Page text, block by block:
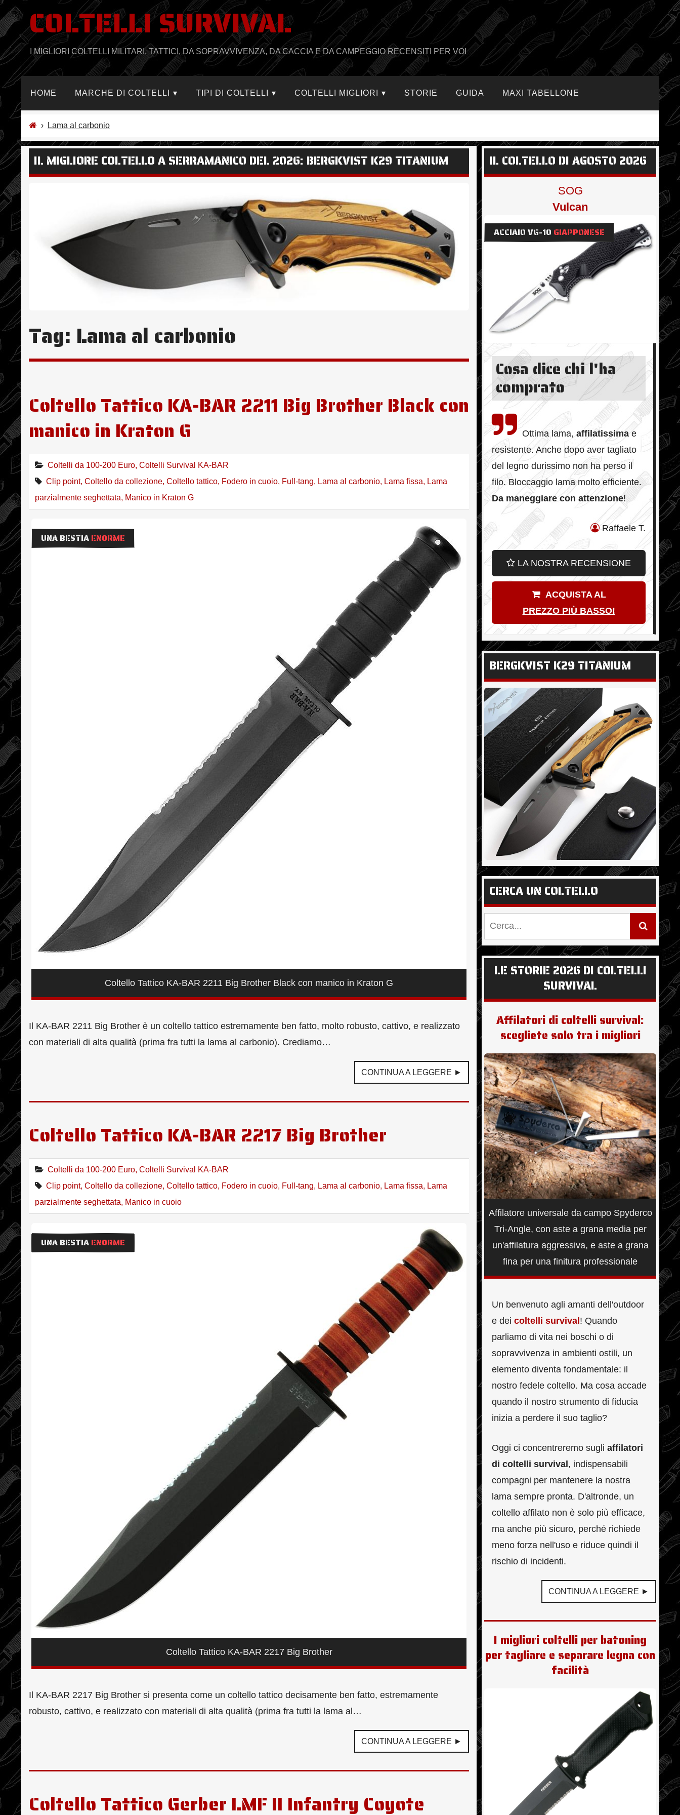
contenuto
COLTELLI SURVIVAL
I MIGLIORI COLTELLI MILITARI, TATTICI, DA SOPRAVVIVENZA, DA CACCIA E DA CAMPEGGIO RECENSITI PER VOI
HOME MARCHE DI COLTELLI TIPI DI COLTELLI COLTELLI MIGLIORI STORIE GUIDA MAXI TABELLONE
› Lama al carbonio
IL MIGLIORE COLTELLO A SERRAMANICO DEL 2026: BERGKVIST K29 TITANIUM
Tag: Lama al carbonio
Coltello Tattico KA-BAR 2211 Big Brother Black con
manico in Kraton G
Coltelli da 100-200 Euro, Coltelli Survival KA-BAR
Clip point, Coltello da collezione, Coltello tattico, Fodero in cuoio, Full-tang, Lama al carbonio, Lama fissa, Lama
parzialmente seghettata, Manico in Kraton G
UNA BESTIA ENORME
Coltello Tattico KA-BAR 2211 Big Brother Black con manico in Kraton G
Il KA-BAR 2211 Big Brother è un coltello tattico estremamente ben fatto, molto robusto, cattivo, e realizzato
con materiali di alta qualità (prima fra tutti la lama al carbonio). Crediamo…
CONTINUA A LEGGERE ►
Coltello Tattico KA-BAR 2217 Big Brother
Coltelli da 100-200 Euro, Coltelli Survival KA-BAR
Clip point, Coltello da collezione, Coltello tattico, Fodero in cuoio, Full-tang, Lama al carbonio, Lama fissa, Lama
parzialmente seghettata, Manico in cuoio
UNA BESTIA ENORME
Coltello Tattico KA-BAR 2217 Big Brother
Il KA-BAR 2217 Big Brother si presenta come un coltello tattico decisamente ben fatto, estremamente
robusto, cattivo, e realizzato con materiali di alta qualità (prima fra tutti la lama al…
CONTINUA A LEGGERE ►
Coltello Tattico Gerber LMF II Infantry Coyote
IL COLTELLO DI AGOSTO 2026
SOG
Vulcan
ACCIAIO VG-10 GIAPPONESE
Cosa dice chi l'ha
comprato
Ottima lama, affilatissimae
resistente. Anche dopo aver tagliato
del legno durissimo non ha perso il
filo. Bloccaggio lama molto efficiente.
Da maneggiare con attenzione!
Raffaele T.
LA NOSTRA RECENSIONE
ACQUISTA AL
PREZZO PIÙ BASSO!
BERGKVIST K29 TITANIUM
CERCA UN COLTELLO
LE STORIE 2026 DI COLTELLI
SURVIVAL
Affilatori di coltelli survival:
scegliete solo tra i migliori
Affilatore universale da campo Spyderco
Tri-Angle, con aste a grana media per
un'affilatura aggressiva, e aste a grana
fina per una finitura professionale
Un benvenuto agli amanti dell'outdoor
e dei coltelli survival ! Quando
parliamo di vita nei boschi o di
sopravvivenza in ambienti ostili, un
elemento diventa fondamentale: il
nostro fedele coltello. Ma cosa accade
quando il nostro strumento di fiducia
inizia a perdere il suo taglio?
Oggi ci concentreremo sugli affilatori
di coltelli survival , indispensabili
compagni per mantenere la nostra
lama sempre pronta. D'altronde, un
coltello affilato non è solo più efficace,
ma anche più sicuro, perché richiede
meno forza nell'uso e riduce quindi il
rischio di incidenti.
CONTINUA A LEGGERE ►
I migliori coltelli per batoning
per tagliare e separare legna con
facilità